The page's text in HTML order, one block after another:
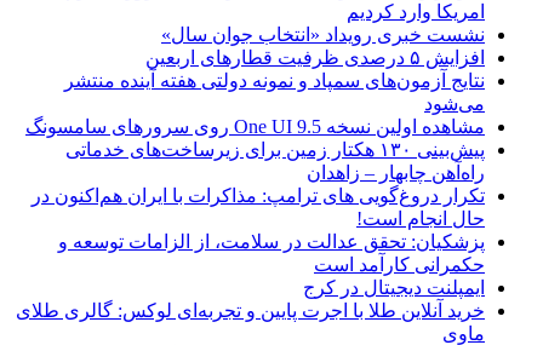
امریکا وارد کردیم
نشست خبری رویداد «انتخاب جوان سال»
افزایش ۵ درصدی ظرفیت قطارهای اربعین
نتایج آزمون‌های سمپاد و نمونه دولتی هفته آینده منتشر
می‌شود
مشاهده اولین نسخه One UI 9.5 روی سرورهای سامسونگ
پیش‌بینی ۱۳۰ هکتار زمین برای زیرساخت‌های خدماتی
راه‌آهن چابهار – زاهدان
تکرار دروغ‌گویی های ترامپ: مذاکرات با ایران هم‌اکنون در
حال انجام است!
پزشکیان: تحقق عدالت در سلامت، از الزامات توسعه و
حکمرانی کارآمد است
ایمپلنت دیجیتال در کرج
خرید آنلاین طلا با اجرت پایین و تجربه‌ای لوکس: گالری طلای
ماوی